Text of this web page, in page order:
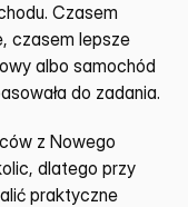
Czasem
czasem lepsze
albo samochód
do zadania.
z Nowego
dlatego przy
praktyczne